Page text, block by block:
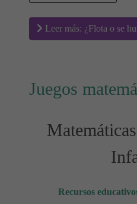
Leer más: ¿Flota o se
Juegos
Recursos